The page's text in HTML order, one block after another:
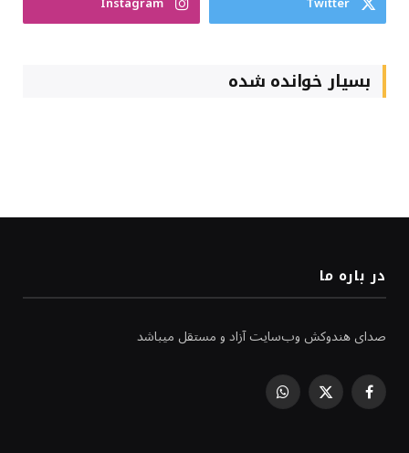
بسیار خوانده شده
در باره ما
صدای هندوکش وب‌سایت آزاد و مستقل میباشد
Facebook
X
WhatsApp